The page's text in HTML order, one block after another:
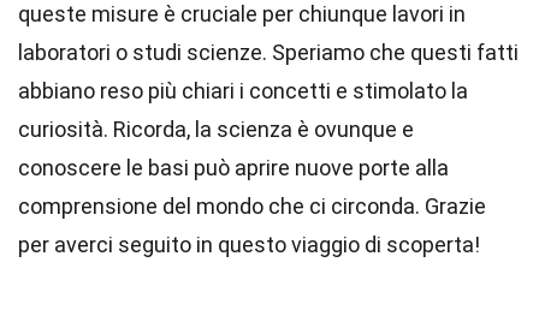
queste misure è cruciale per chiunque lavori in
laboratori o studi scienze. Speriamo che questi fatti
abbiano reso più chiari i concetti e stimolato la
curiosità. Ricorda, la scienza è ovunque e
conoscere le basi può aprire nuove porte alla
comprensione del mondo che ci circonda. Grazie
per averci seguito in questo viaggio di scoperta!